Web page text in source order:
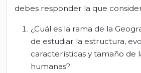
debes responder la que
¿Cuál es la rama de la
de estudiar la estructura,
características y tamaño de
humanas?